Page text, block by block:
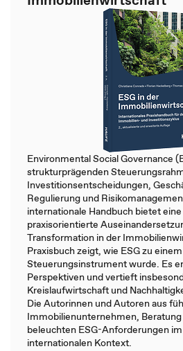
Environmental Social Governance
strukturprägenden
Investitionsentscheidungen,
Regulierung und
internationale Handbuch bietet
praxisorientierte
Transformation in der
Praxisbuch zeigt, wie ESG zu
Steuerungsinstrument wurde. Es
Perspektiven und vertieft
Kreislaufwirtschaft und
Die Autorinnen und Autoren aus
Immobilienunternehmen,
beleuchten ESG-Anforderungen
internationalen Kontext.